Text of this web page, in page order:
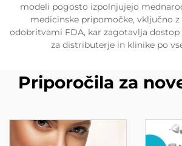
modeli pogosto izpolnjujejo
medicinske pripomočke, vključno z
odobritvami FDA, kar zagotavlja
za distributerje in klinike po
Priporočila za